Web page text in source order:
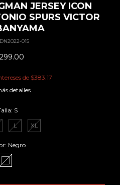
JERSEY ICON
SPURS VICTOR
DN2022-015
de $383.17
detalles
S
L XL
Negro